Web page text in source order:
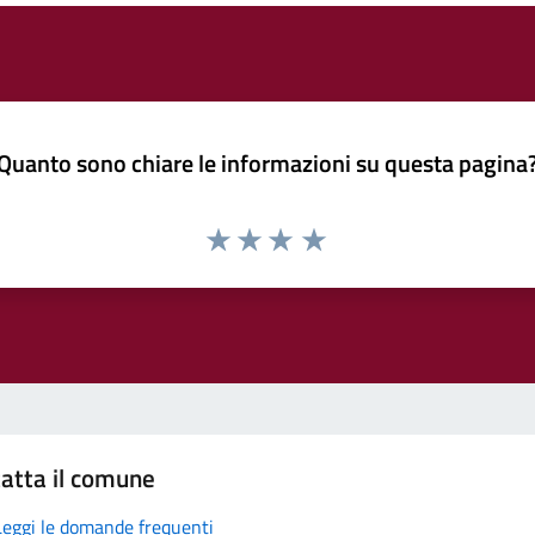
sono chiare le informazioni su questa
il comune
le domande frequenti